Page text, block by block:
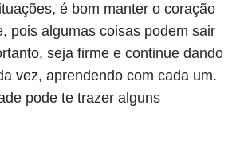
é bom manter o coração
pois algumas coisas podem sair
seja firme e continue dando
vez, aprendendo com cada um.
pode te trazer alguns